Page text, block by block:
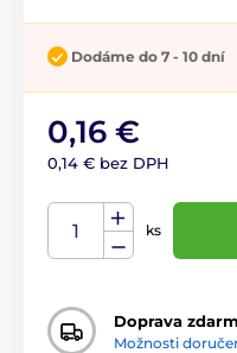
Dodáme do 7 - 10 dní
0,16 €
0,14 € bez DPH
ks
Doprava
Možnosti